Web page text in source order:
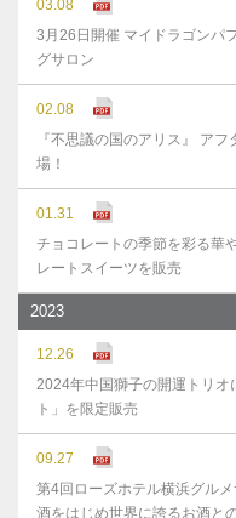
03.08
3月26日開催 マイドラゴンパ
グサロン
02.08
『不思議の国のアリス』 ア
場！
01.31
チョコレートの季節を彩る華
レートスイーツを販売
2023
12.26
2024年中国獅子の開運トリ
ト」を限定販売
09.27
第4回ローズホテル横浜グル
酒をはじめ世界に誇るお酒と